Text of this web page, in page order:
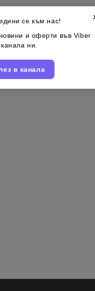
С ЛЕК АРОМАТ
продукти
се към нас!
и оферти във Viber
канала ни.
в канала